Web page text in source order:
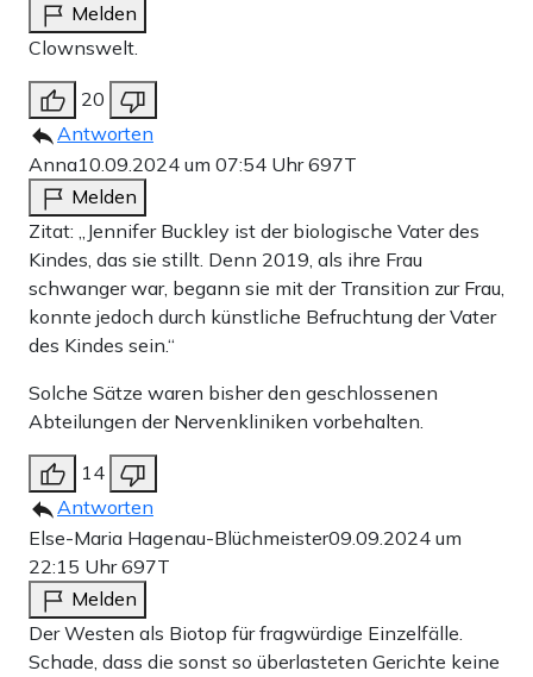
Melden
Clownswelt.
20
Antworten
Anna10.09.2024 um 07:54 Uhr697T
Melden
Zitat: „Jennifer Buckley ist der biologische Vater des
Kindes, das sie stillt. Denn 2019, als ihre Frau
schwanger war, begann sie mit der Transition zur Frau,
konnte jedoch durch künstliche Befruchtung der Vater
des Kindes sein.“
Solche Sätze waren bisher den geschlossenen
Abteilungen der Nervenkliniken vorbehalten.
14
Antworten
Else-Maria Hagenau-Blüchmeister09.09.2024 um
22:15 Uhr697T
Melden
Der Westen als Biotop für fragwürdige Einzelfälle.
Schade, dass die sonst so überlasteten Gerichte keine